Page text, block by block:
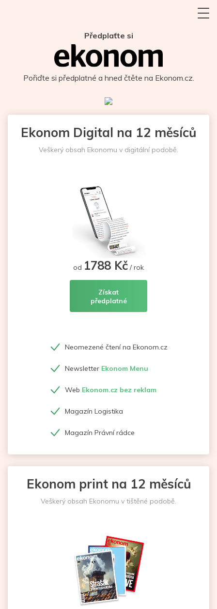
Předplaťte si
Pořiďte si předplatné a hned čtěte na Ekonom.cz.
Ekonom Digital na 12 měsíců
Veškerý obsah Ekonomu v digitální podobě.
od 1788 Kč / rok
Získat
předplatné
Neomezené čtení na Ekonom.cz
Newsletter Ekonom Menu
Web Ekonom.cz bez reklam
Magazín Logistika
Magazín Právní rádce
Ekonom print na 12 měsíců
Veškerý obsah Ekonomu v tištěné podobě.